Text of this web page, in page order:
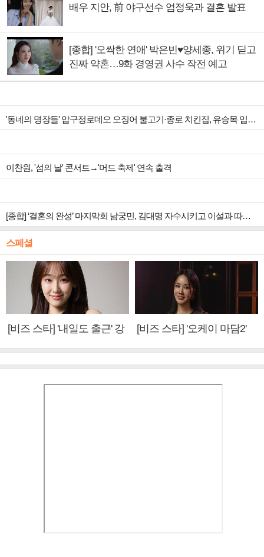
배우 지안, 前 야구선수 엄정욱과 결혼 발표
[종합] '오싹한 연애' 박은빈♥양세종, 위기 딛고
진짜 약혼…9화 경영권 사수 작전 예고
'동네의 명장들' 압구정로데오 오징어 불고기·종로 치킨집, 유승목 입맛 저격
이찬원, '섬의 날' 콘서트→'머드 축제' 연속 출격
[종합] ‘결혼의 완성’ 마지막회 남궁민, 김대명 자수시키고 이설과 따뜻한 안녕
스페셜
[비즈 스타] '내일도 출근' 강
[비즈 스타] '오케이 마담2'